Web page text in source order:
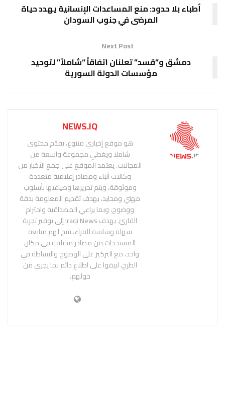
أطباء بلا حدود: منع المساعدات الإنسانية يهدد حياة
المرضى في جنوب السودان
Next Post
دمشق و”قسد” تعلنان اتفاقاً “شاملاً” لتوحيد
مؤسسات الدولة السورية
NEWS.IQ
هو موقع إخباري متنوع، يقدّم محتوى
شاملا ويغطي مجموعة واسعة من
المجالات. يعتمد الموقع على جمع الأخبار من
وكالات أنباء ومصادر إعلامية متعددة
وموثوقة، ويتم تحريرها وصياغتها بأسلوب
مهني ومحايد، بهدف تقديم المعلومة بدقة
ووضوح، وبما يراعي المصداقية واحترام
القارئ. يهدف Iraqi News إلى توفير تجربة
سهلة وسلسة للقراء، تتيح لهم متابعة
المستجدات من مصادر مختلفة في مكان
واحد، مع التركيز على الوضوح والبساطة في
الطرح، ليبقوا على اطلاع دائم بما يجري من
حولهم.